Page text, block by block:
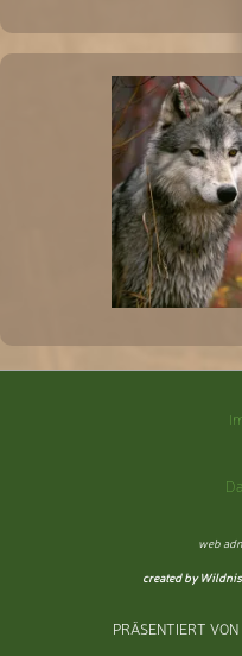
web
created by
PRÄSENTIERT VON